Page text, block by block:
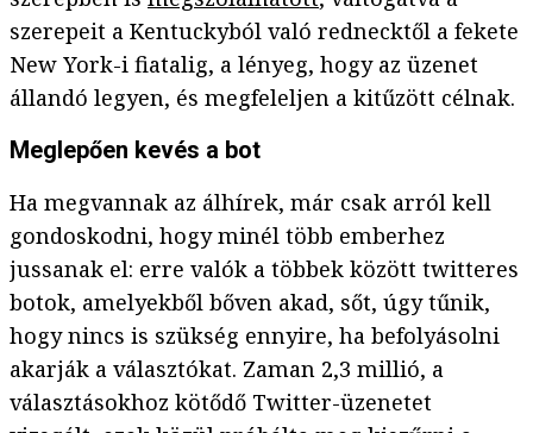
szerepeit a Kentuckyból való rednecktől a fekete
New York-i fiatalig, a lényeg, hogy az üzenet
állandó legyen, és megfeleljen a kitűzött célnak.
Meglepően kevés a bot
Ha megvannak az álhírek, már csak arról kell
gondoskodni, hogy minél több emberhez
jussanak el: erre valók a többek között twitteres
botok, amelyekből bőven akad, sőt, úgy tűnik,
hogy nincs is szükség ennyire, ha befolyásolni
akarják a választókat. Zaman 2,3 millió, a
választásokhoz kötődő Twitter-üzenetet